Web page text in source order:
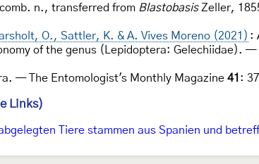
n., transferred from BlastobasisZeller,
O., Sattler, K. & A. Vives Moreno (2021) :
of the genus (Lepidoptera: Gelechiidae).
— The Entomologist's Monthly Magazine 41 :
Links)
Tiere stammen aus Spanien und